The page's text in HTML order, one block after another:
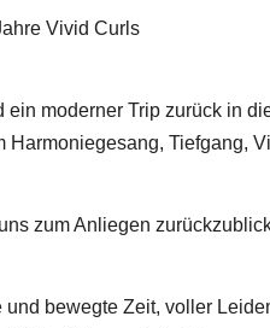
Vivid Curls
ein moderner Trip zurück in
Harmoniegesang, Tiefgang,
zum Anliegen
bewegte Zeit, voller